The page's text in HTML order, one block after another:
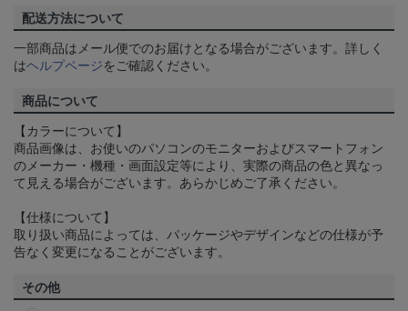
配送方法について
一部商品はメール便でのお届けとなる場合がございます。詳しく
はヘルプページをご確認ください。
商品について
【カラーについて】
商品画像は、お使いのパソコンのモニターおよびスマートフォン
のメーカー・機種・画面設定等により、実際の商品の色と異なっ
て見える場合がございます。あらかじめご了承ください。
【仕様について】
取り扱い商品によっては、パッケージやデザインなどの仕様が予
告なく変更になることがございます。
その他